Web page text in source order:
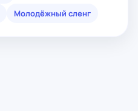
Молодёжный сленг